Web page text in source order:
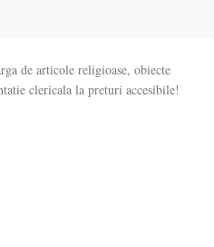
de articole religioase, obiecte
clericala la preturi accesibile!